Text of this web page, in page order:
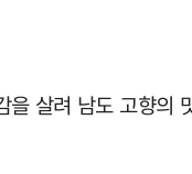
살려 남도 고향